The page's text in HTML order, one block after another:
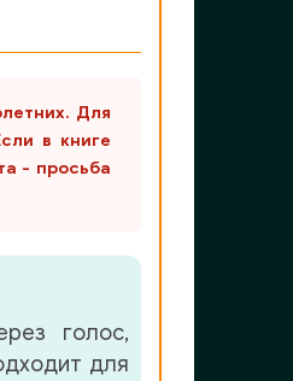
Для
в книге
- просьба
голос,
для